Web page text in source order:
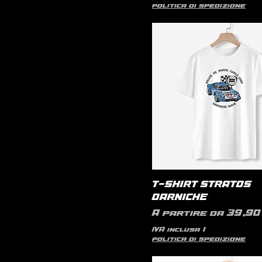
politica di spedizione
T-SHIRT STRATOS
DARNICHE
A partire da39,90
Prezzo scontato
IVA inclusa|
politica di spedizione